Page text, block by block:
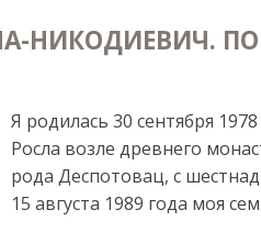
НИКОДИЕВИЧ.
Я ро­ди­лась 30 сен­тяб­ря
Рос­ла воз­ле древ­не­го
ро­да Дес­по­то­вац, с
15 ав­гус­та 1989 го­да моя